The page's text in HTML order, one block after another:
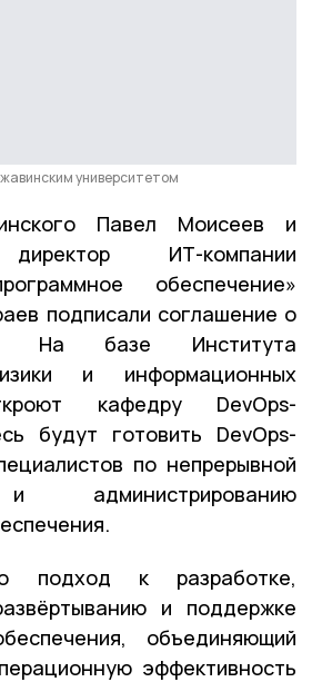
университетом
Павел Моисеев и
ИТ-компании
обеспечение»
подписали соглашение о
На базе Института
и информационных
кафедру DevOps-
будут готовить DevOps-
по непрерывной
администрированию
подход к разработке,
и поддержке
объединяющий
эффективность